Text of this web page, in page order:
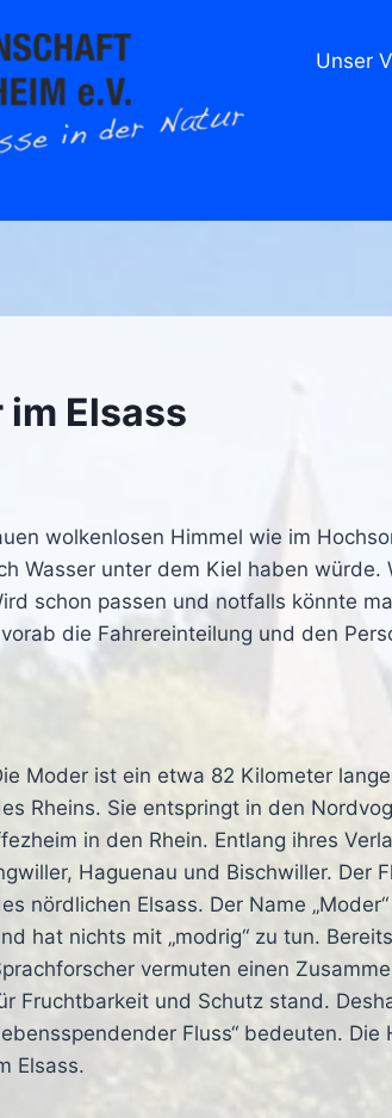
Unser
Elsass
wolkenlosen Himmel wie im
Wasser unter dem Kiel haben
schon passen und notfalls könnte
die Fahrereinteilung und den
Moder ist ein etwa 82 Kilometer
Rheins. Sie entspringt in den
in den Rhein. Entlang ihres
Haguenau und Bischwiller. Der
nördlichen Elsass. Der Name
hat nichts mit „modrig“ zu tun.
vermuten einen
Fruchtbarkeit und Schutz stand.
Fluss“ bedeuten.
Elsass.